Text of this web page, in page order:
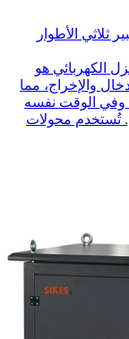
الكهربائي هو
والإخراج، مما
وفي الوقت نفسه
تُستخدم محولات